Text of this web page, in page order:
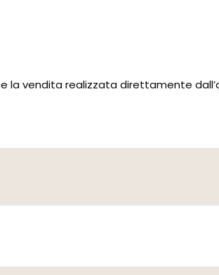
vendita realizzata direttamente